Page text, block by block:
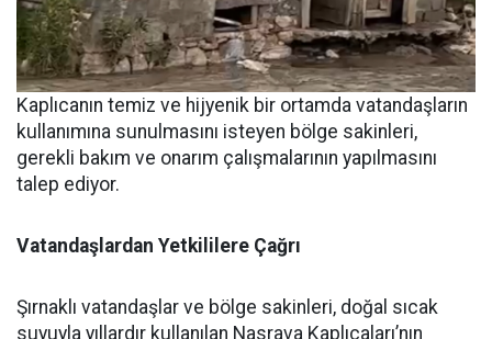
Kaplıcanın temiz ve hijyenik bir ortamda vatandaşların
kullanımına sunulmasını isteyen bölge sakinleri,
gerekli bakım ve onarım çalışmalarının yapılmasını
talep ediyor.
Vatandaşlardan Yetkililere Çağrı
Şırnaklı vatandaşlar ve bölge sakinleri, doğal sıcak
suyuyla yıllardır kullanılan Nasrava Kaplıcaları’nın